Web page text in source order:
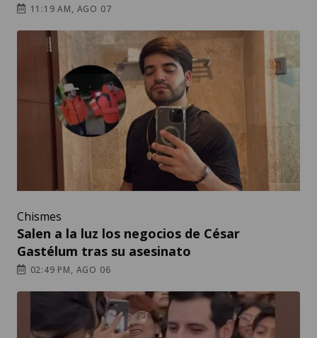
11:19 AM, AGO 07
Chismes
Salen a la luz los negocios de César
Gastélum tras su asesinato
02:49 PM, AGO 06